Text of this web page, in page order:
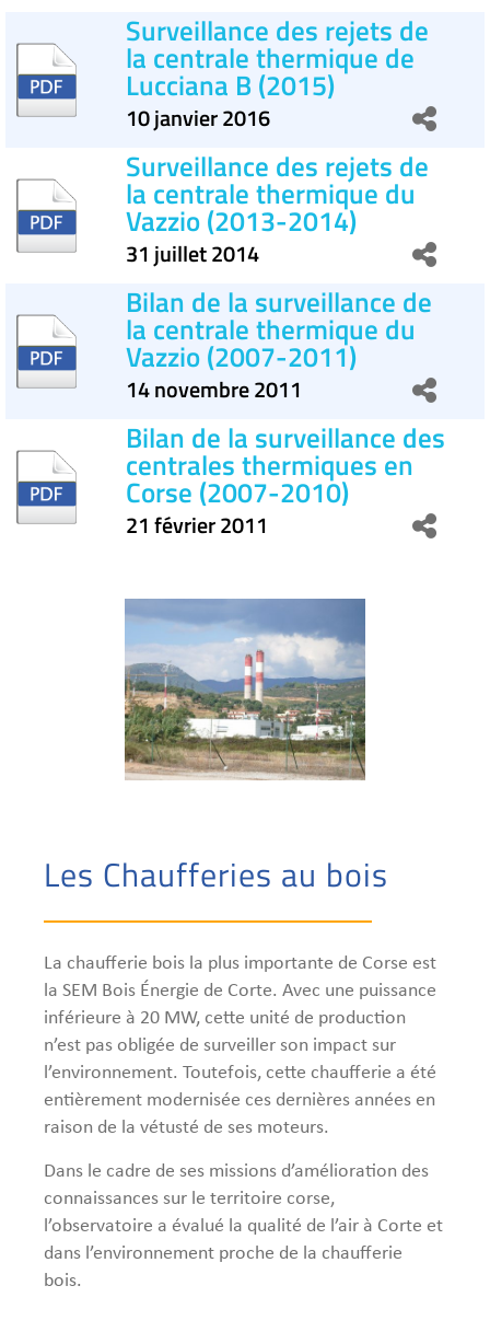
Surveillance des rejets de
la centrale thermique de
Lucciana B (2015)
10 janvier 2016
Surveillance des rejets de
la centrale thermique du
Vazzio (2013-2014)
31 juillet 2014
Bilan de la surveillance de
la centrale thermique du
Vazzio (2007-2011)
14 novembre 2011
Bilan de la surveillance des
centrales thermiques en
Corse (2007-2010)
21 février 2011
Les Chaufferies au bois
La chaufferie bois la plus importante de Corse est
la SEM Bois Énergie de Corte. Avec une puissance
inférieure à 20 MW, cette unité de production
n’est pas obligée de surveiller son impact sur
l’environnement. Toutefois, cette chaufferie a été
entièrement modernisée ces dernières années en
raison de la vétusté de ses moteurs.
Dans le cadre de ses missions d’amélioration des
connaissances sur le territoire corse,
l’observatoire a évalué la qualité de l’air à Corte et
dans l’environnement proche de la chaufferie
bois.